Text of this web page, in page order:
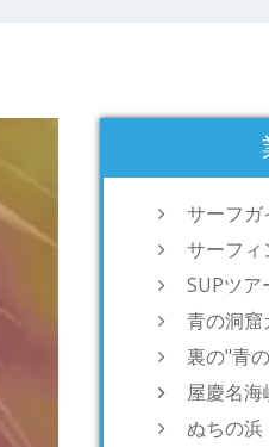
サーフガ
サーフィ
SUPツア
青の洞窟
裏の"青
屋慶名
ぬちの